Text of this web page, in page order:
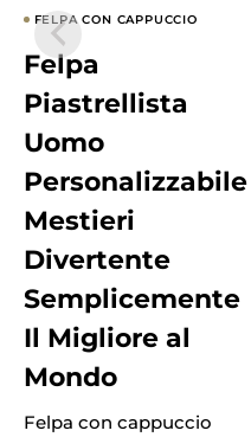
FELPA CON CAPPUCCIO
Felpa
Piastrellista
Uomo
Personalizzabile
Mestieri
Divertente
Semplicemente
Il Migliore al
Mondo
Felpa con cappuccio